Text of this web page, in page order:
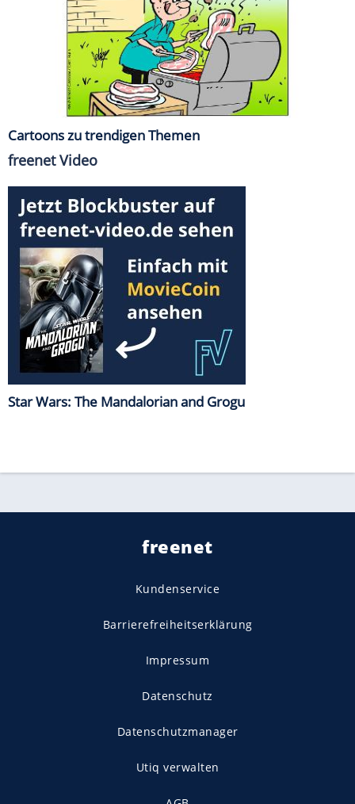
Cartoons zu trendigen Themen
freenet Video
Star Wars: The Mandalorian and Grogu
freenet
Kundenservice
Barrierefreiheitserklärung
Impressum
Datenschutz
Datenschutzmanager
Utiq verwalten